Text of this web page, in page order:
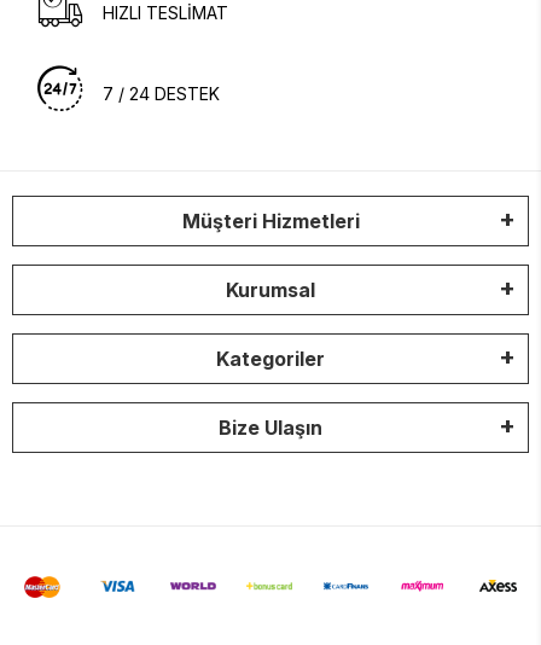
HIZLI TESLİMAT
7 / 24 DESTEK
Müşteri Hizmetleri
Kurumsal
Kategoriler
Bize Ulaşın